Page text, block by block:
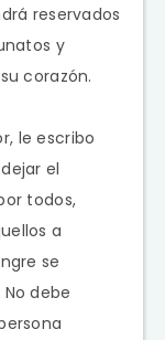
reservados
y
corazón.
le escribo
el
todos,
a
se
debe